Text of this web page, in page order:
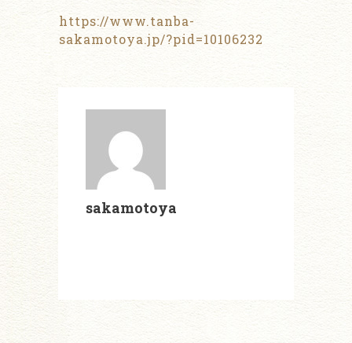
https://www.tanba-
sakamotoya.jp/?pid=10106232
sakamotoya